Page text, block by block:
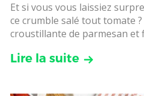
Et si vous vous laissiez
ce crumble salé tout tomate
croustillante de parmesan et
Lire la suite